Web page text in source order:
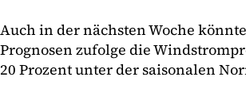
Auch in der nächsten Woche
Prognosen zufolge die
20 Prozent unter der saisonalen